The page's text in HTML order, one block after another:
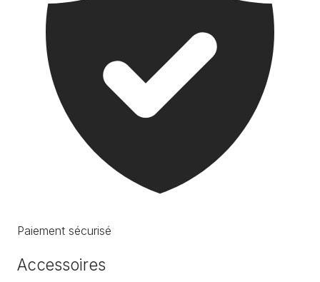
Paiement sécurisé
Accessoires